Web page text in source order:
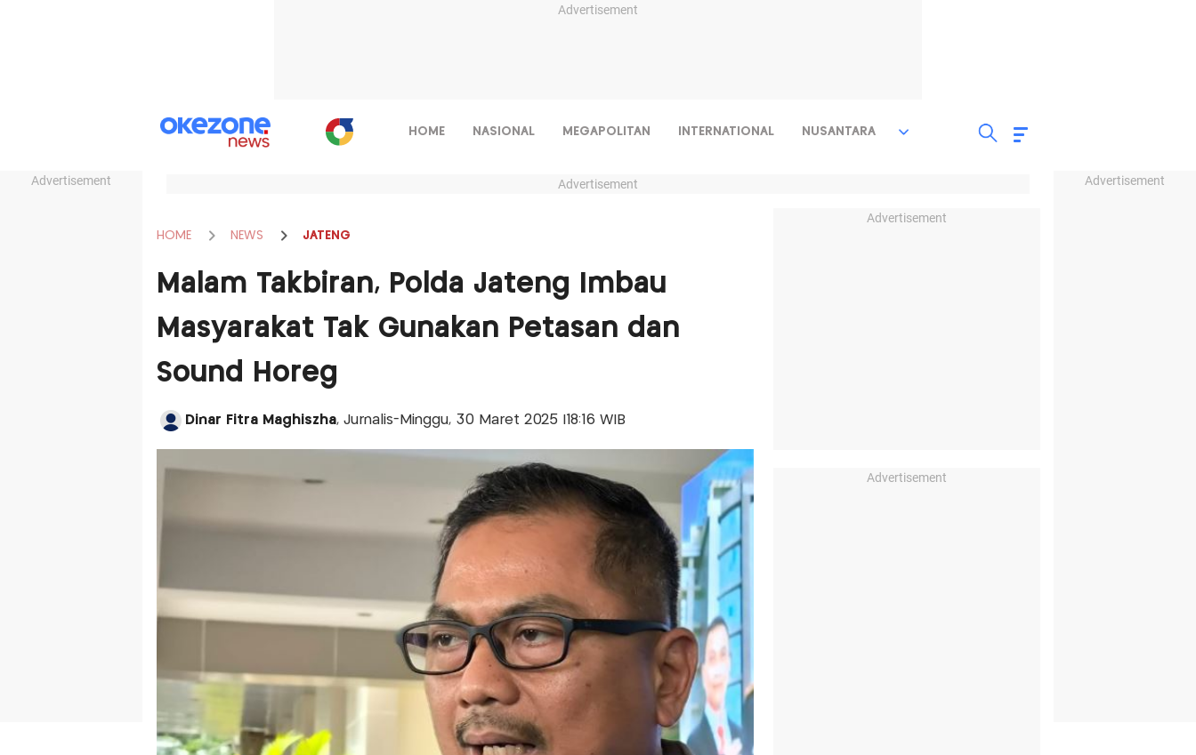
Advertisement
Advertisement Advertisement
HOME NASIONAL MEGAPOLITAN INTERNATIONAL NUSANTARA
Advertisement
HOME NEWS JATENG
Malam Takbiran, Polda Jateng Imbau
Masyarakat Tak Gunakan Petasan dan
Sound Horeg
Dinar Fitra Maghiszha, Jurnalis-Minggu, 30 Maret 2025 |18:16 WIB
Advertisement
Advertisement